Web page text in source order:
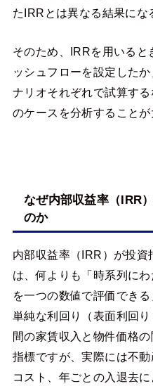
たIRRとは異なる結果にな
そのため、IRRを用いると
ッシュフローを設定した
ナリオそれぞれで試算す
のケースを分析することが
なぜ内部収益率（IRR
のか
内部収益率（IRR）が投
は、何よりも「時系列に
を一つの数値で評価でき
単純な利回り（表面利回
間の家賃収入と物件価格
指標ですが、実際には不
コスト、年ごとの入退去